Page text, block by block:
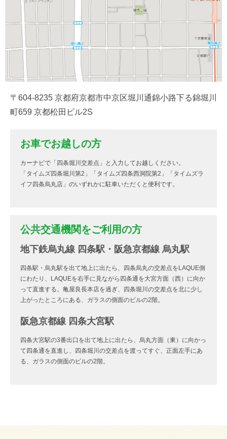
〒604-8235 京都府京都市中京区堀川通錦小路下る錦堀川
町659 京都松田ビル2S
お車でお越しの方
カーナビで「四条堀川交差点」と入力してお越しください。
「タイムズ四条堀川第2」「タイムズ四条西洞院第2」「タイムズラ
イフ四条烏丸店」のいずれかに駐車いただくと便利です。
公共交通機関をご利用の方
地下鉄烏丸線 四条駅・阪急京都線 烏丸駅
四条駅・烏丸駅を出て地上に出たら、四条烏丸の交差点をLAQUE側
にわたり、LAQUEを右手に見ながら四条通を大宮方面（西）に向か
って直進する。亀屋良長本店を過ぎ、四条堀川の交差点を北に少し
上がったところにある、ガラスの側面のビルの2階。
阪急京都線 四条大宮駅
四条大宮駅の3番出口を出て地上に出たら、烏丸方面（東）に向かっ
て四条通を直進し、四条堀川の交差点を渡ってすぐ、正面左手にあ
る、ガラスの側面のビルの2階。